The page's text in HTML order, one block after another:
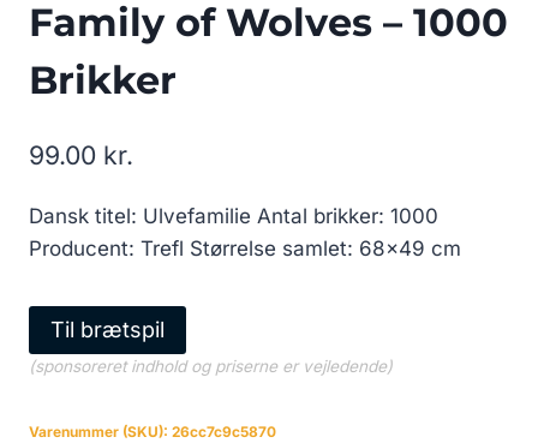
Family of Wolves – 1000
Brikker
99.00 kr.
Dansk titel: Ulvefamilie Antal brikker: 1000
Producent: Trefl Størrelse samlet: 68×49 cm
Til brætspil
(sponsoreret indhold og priserne er vejledende)
Varenummer (SKU): 26cc7c9c5870